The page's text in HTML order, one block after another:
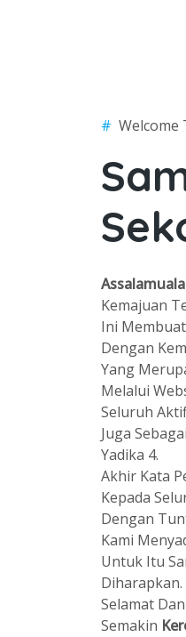
# Welcome
Kemajuan
Ini
Dengan
Yang
Melalui
Seluruh
Juga
Yadika 4.
Akhir Kata
Kepada
Dengan
Kami
Untuk Itu
Diharapkan.
Selamat Dan
Semakin